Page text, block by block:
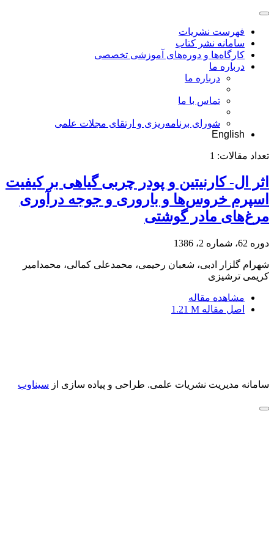
فهرست نشریات
سامانه نشر کتاب
کارگاه‌ها و دوره‌های آموزشی تخصصی
درباره ما
درباره ما
تماس با ما
شورای برنامه‌ریزی و ارتقای مجلات علمی
English
تعداد مقالات: 1
اثر ال- کارنیتین و پودر چربی گیاهی بر کیفیت
اسپرم خروس‌ها و ‌باروری و جوجه درآوری
مرغ‌های مادر گوشتی‌
دوره 62، شماره 2، 1386
شهرام گلزار ادبی، شعبان رحیمی، محمدعلی کمالی، محمدامیر
کریمی ترشیزی
مشاهده مقاله
اصل مقاله 1.21 M
سامانه مدیریت نشریات علمی. طراحی و پیاده سازی از سیناوب